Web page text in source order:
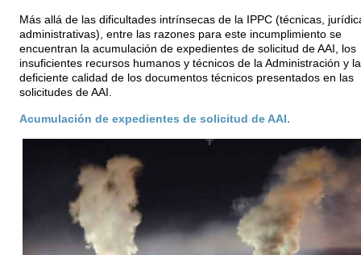
Más allá de las dificultades intrínsecas de la IPPC (técnicas,
administrativas), entre las razones para este incumplimiento se
encuentran la acumulación de expedientes de solicitud de AAI, los
insuficientes recursos humanos y técnicos de la Administración y la
deficiente calidad de los documentos técnicos presentados en las
solicitudes de AAI.
Acumulación de expedientes de solicitud de AAI.